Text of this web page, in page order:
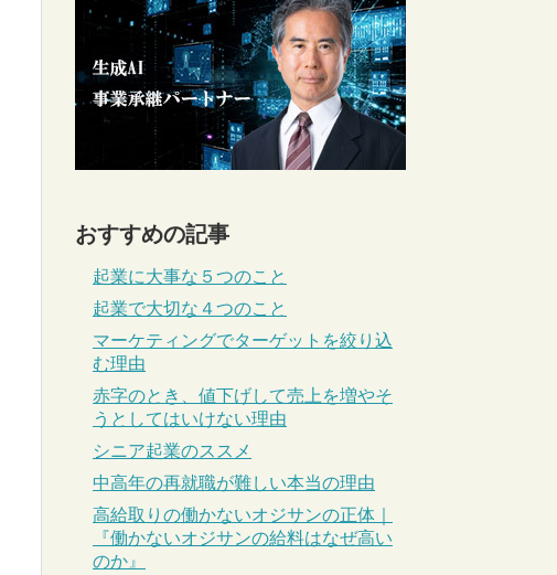
おすすめの記事
起業に大事な５つのこと
起業で大切な４つのこと
マーケティングでターゲットを絞り込
む理由
赤字のとき、値下げして売上を増やそ
うとしてはいけない理由
シニア起業のススメ
中高年の再就職が難しい本当の理由
高給取りの働かないオジサンの正体｜
『働かないオジサンの給料はなぜ高い
のか』